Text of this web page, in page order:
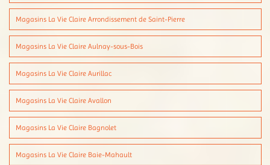
Magasins La Vie Claire Arrondissement de Saint-Pierre
Magasins La Vie Claire Aulnay-sous-Bois
Magasins La Vie Claire Aurillac
Magasins La Vie Claire Avallon
Magasins La Vie Claire Bagnolet
Magasins La Vie Claire Baie-Mahault